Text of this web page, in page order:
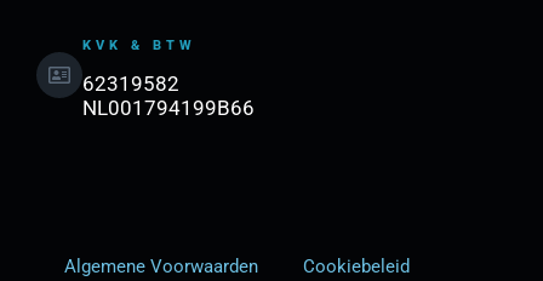
KVK & BTW
62319582
NL001794199B66
Algemene Voorwaarden Cookiebeleid